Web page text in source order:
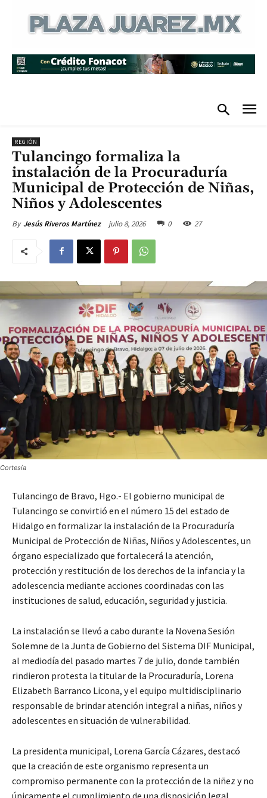
REGIÓN
Tulancingo formaliza la
instalación de la Procuraduría
Municipal de Protección de Niñas,
Niños y Adolescentes
By Jesús Riveros Martínez julio 8, 2026 0 27
Cortesía
Tulancingo de Bravo, Hgo.- El gobierno municipal de
Tulancingo se convirtió en el número 15 del estado de
Hidalgo en formalizar la instalación de la Procuraduría
Municipal de Protección de Niñas, Niños y Adolescentes, un
órgano especializado que fortalecerá la atención,
protección y restitución de los derechos de la infancia y la
adolescencia mediante acciones coordinadas con las
instituciones de salud, educación, seguridad y justicia.
La instalación se llevó a cabo durante la Novena Sesión
Solemne de la Junta de Gobierno del Sistema DIF Municipal,
al mediodía del pasado martes 7 de julio, donde también
rindieron protesta la titular de la Procuraduría, Lorena
Elizabeth Barranco Licona, y el equipo multidisciplinario
responsable de brindar atención integral a niñas, niños y
adolescentes en situación de vulnerabilidad.
La presidenta municipal, Lorena García Cázares, destacó
que la creación de este organismo representa un
compromiso permanente con la protección de la niñez y no